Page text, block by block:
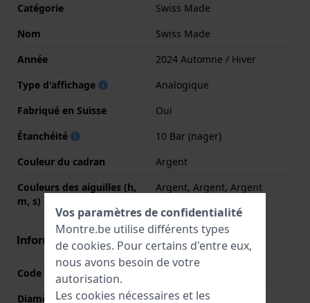
Catégorie
Swiss Made
Nom
Swiss Made
Année
2024 Automne / Hiver
Type d'affichage
Analogique
Fabriqué en Suisse
Oui
Étanchéité
10 Bar (nager)
Couleur du cadran
Argent
Couleurs des aiguilles (h,
m, s)
Argent, Argent, Argent
Informations boîtier
Code boîtier
Diamètre
30 mm
Vos paramètres de confidentialité
Montre.be utilise différents types
de cookies. Pour certains d'entre eux,
nous avons besoin de votre
autorisation.
Les cookies nécessaires et les